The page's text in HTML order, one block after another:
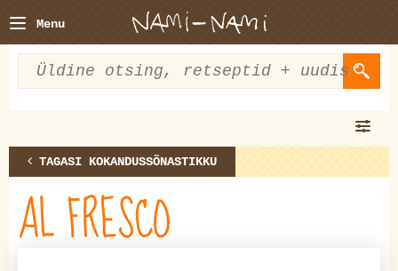
Menu
TAGASI KOKANDUSSÕNASTIKKU
AL FRESCO